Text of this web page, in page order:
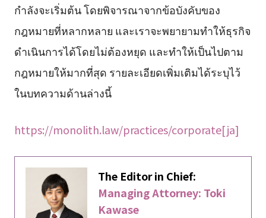
กำลังจะเริ่มต้น โดยพิจารณาจากข้อบังคับของ
กฎหมายที่หลากหลาย และเราจะพยายามทำให้ธุรกิจ
ดำเนินการได้โดยไม่ต้องหยุด และทำให้เป็นไปตาม
กฎหมายให้มากที่สุด รายละเอียดเพิ่มเติมได้ระบุไว้
ในบทความด้านล่างนี้
https://monolith.law/practices/corporate[ja]
The Editor in Chief:
Managing Attorney: Toki
Kawase